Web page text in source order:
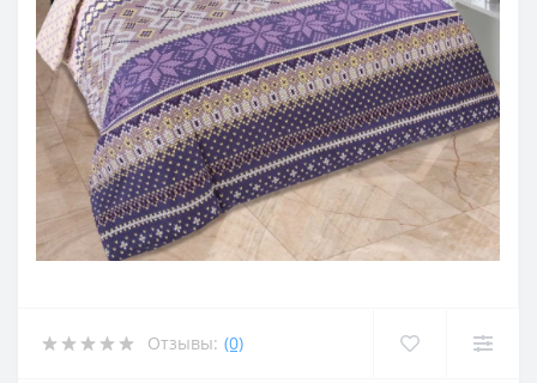
Отзывы: (0)